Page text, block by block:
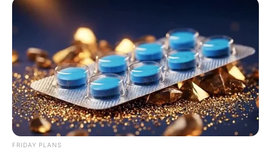
FRIDAY PLANS